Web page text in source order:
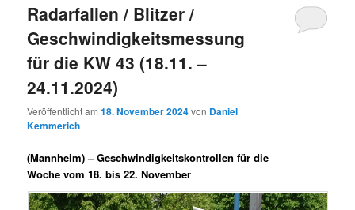
Radarfallen / Blitzer /
Geschwindigkeitsmessung
für die KW 43 (18.11. –
24.11.2024)
Veröffentlicht am18. November 2024von Daniel
Kemmerich
(Mannheim) –Geschwindigkeitskontrollen für die
Woche vom 18. bis 22. November